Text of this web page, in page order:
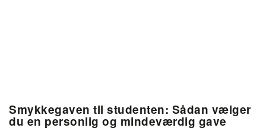
Smykkegaven til studenten: Sådan vælger
du en personlig og mindeværdig gave